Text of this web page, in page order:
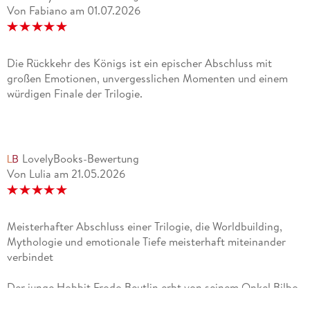
Von Fabiano am 01.07.2026
Die Rückkehr des Königs ist ein epischer Abschluss mit
großen Emotionen, unvergesslichen Momenten und einem
würdigen Finale der Trilogie.
LovelyBooks-Bewertung
Von Lulia am 21.05.2026
Meisterhafter Abschluss einer Trilogie, die Worldbuilding,
Mythologie und emotionale Tiefe meisterhaft miteinander
verbindet
Der junge Hobbit Frodo Beutlin erbt von seinem Onkel Bilbo